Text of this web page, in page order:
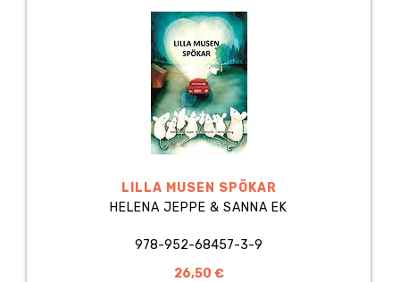
LILLA MUSEN SPÖKAR
HELENA JEPPE & SANNA EK
978-952-68457-3-9
26,50 €